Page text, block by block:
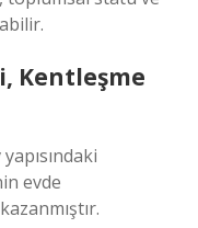
Kentleşme
evde